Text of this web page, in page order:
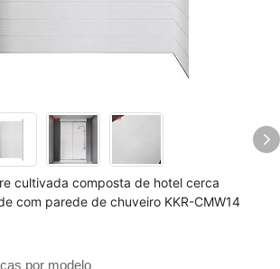
cultivada composta de hotel cerca
com parede de chuveiro KKR-CMW14
por modelo